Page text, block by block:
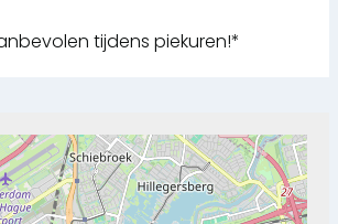
tijdens piekuren!*